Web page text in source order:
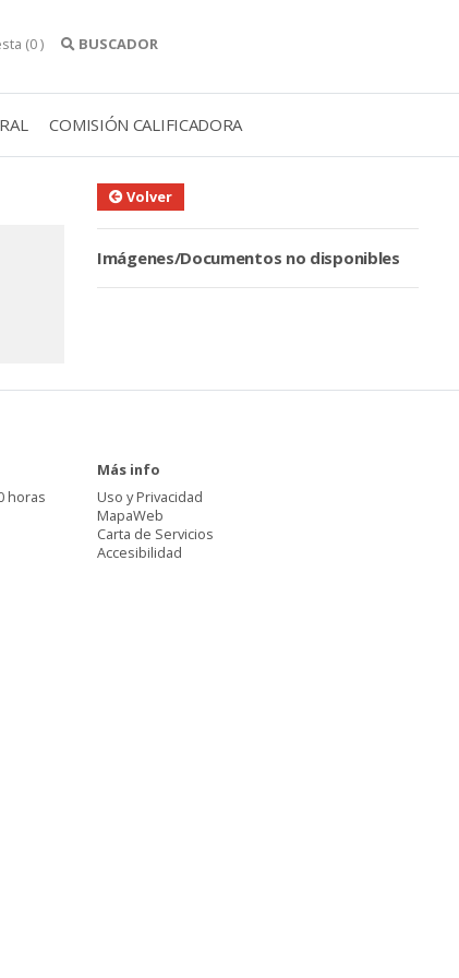
(0 ) BUSCADOR
COMISIÓN CALIFICADORA
Volver
Imágenes/Documentos no disponibles
horas
Más info
Uso y Privacidad
MapaWeb
Carta de Servicios
Accesibilidad